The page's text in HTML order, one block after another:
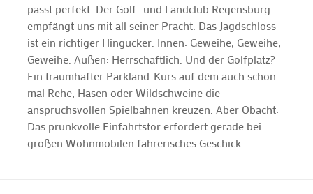
passt perfekt. Der Golf- und Landclub Regensburg
empfängt uns mit all seiner Pracht. Das Jagdschloss
ist ein richtiger Hingucker. Innen: Geweihe, Geweihe,
Geweihe. Außen: Herrschaftlich. Und der Golfplatz?
Ein traumhafter Parkland-Kurs auf dem auch schon
mal Rehe, Hasen oder Wildschweine die
anspruchsvollen Spielbahnen kreuzen. Aber Obacht:
Das prunkvolle Einfahrtstor erfordert gerade bei
großen Wohnmobilen fahrerisches Geschick…